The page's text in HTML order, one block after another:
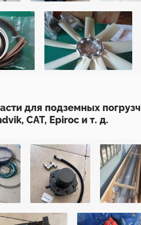
для подземных
CAT, Epiroc и т. д.